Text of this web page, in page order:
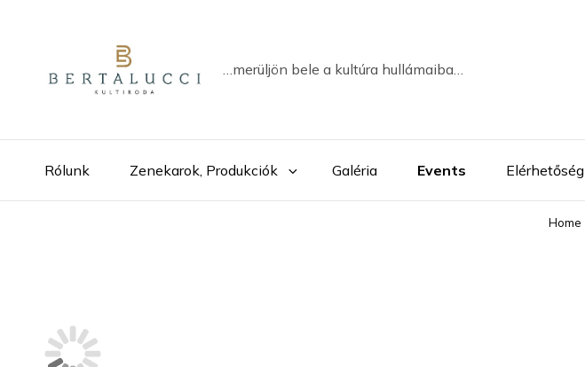
…merüljön bele a kultúra hullámaiba…
Rólunk Zenekarok, Produkciók Galéria Events Elérhetőség
Home